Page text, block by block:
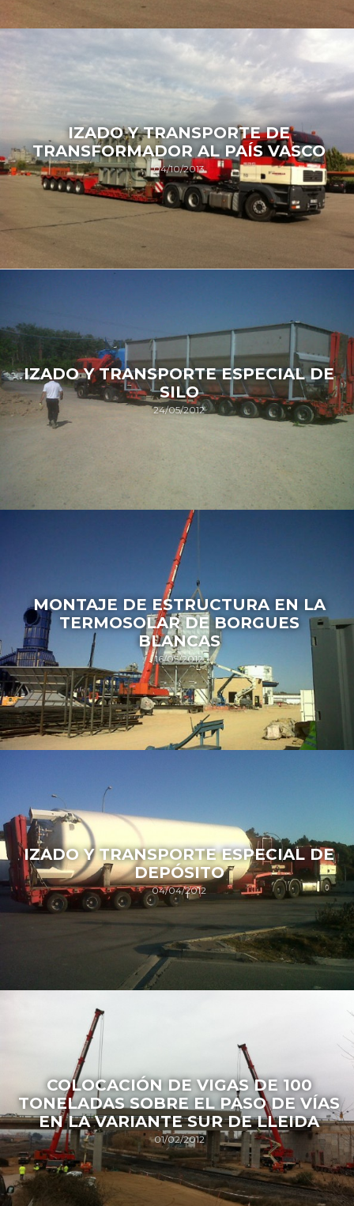
IZADO Y TRANSPORTE DE
TRANSFORMADOR AL PAÍS VASCO
04/10/2013
IZADO Y TRANSPORTE ESPECIAL DE
SILO
24/05/2012
MONTAJE DE ESTRUCTURA EN LA
TERMOSOLAR DE BORGUES
BLANCAS
16/05/2012
IZADO Y TRANSPORTE ESPECIAL DE
DEPÓSITO
04/04/2012
COLOCACIÓN DE VIGAS DE 100
TONELADAS SOBRE EL PASO DE VÍAS
EN LA VARIANTE SUR DE LLEIDA
01/02/2012